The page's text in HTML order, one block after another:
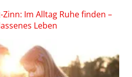
Zinn: Im Alltag Ruhe finden –
Leben